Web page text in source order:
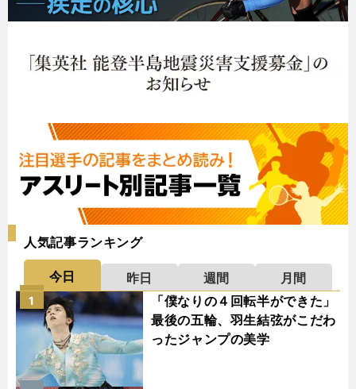
人気記事ランキング
今日 昨日 週間
月間
「僕なりの４回転半ができた」
最後の五輪、羽生結弦がこだわ
ったジャンプの美学
1